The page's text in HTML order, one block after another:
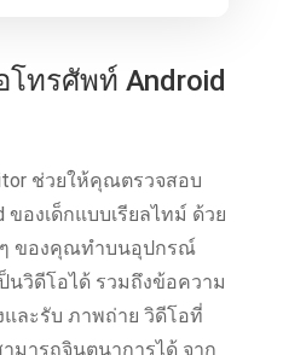
ทรศัพท์ Android
ช่วยให้คุณตรวจสอบ
องเด็กแบบเรียลไทม์ ด้วย
ๆ ของคุณทําบนอุปกรณ์
นวิดีโอได้ รวมถึงข้อความ
ละรับ ภาพถ่าย วิดีโอที่
มารถจินตนาการได้ จาก